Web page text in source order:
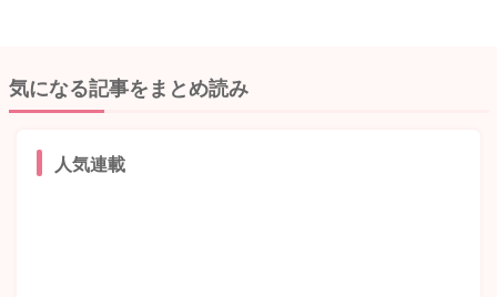
気になる記事をまとめ読み
人気連載